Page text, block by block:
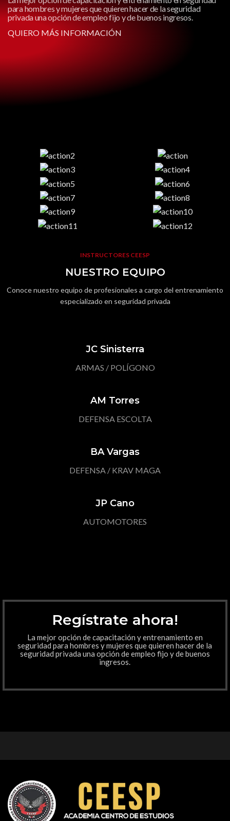
para hombres y mujeres que quieren hacer de la seguridad
privada una opción de empleo fijo y de buenos ingresos.
QUIERO MÁS INFORMACIÓN
INSTRUCTORES CEESP
NUESTRO EQUIPO
Conoce nuestro equipo de profesionales a cargo del entrenamiento
especializado en seguridad privada
JC Sinisterra
ARMAS / POLÍGONO
AM Torres
DEFENSA ESCOLTA
BA Vargas
DEFENSA / KRAV MAGA
JP Cano
AUTOMOTORES
Regístrate ahora!
La mejor opción de capacitación y entrenamiento en
seguridad para hombres y mujeres que quieren hacer de la
seguridad privada una opción de empleo fijo y de buenos
ingresos.